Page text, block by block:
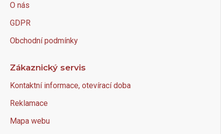
O nás
GDPR
Obchodní podmínky
Zákaznický servis
Kontaktní informace, otevírací doba
Reklamace
Mapa webu